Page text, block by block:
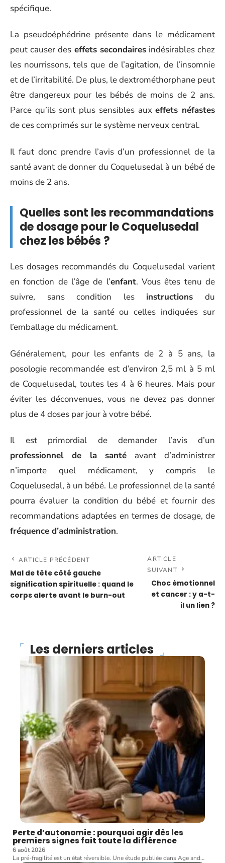
spécifique.
La pseudoéphédrine présente dans le médicament
peut causer des effets secondairesindésirables chez
les nourrissons, tels que de l’agitation, de l’insomnie
et de l’irritabilité. De plus, le dextrométhorphane peut
être dangereux pour les bébés de moins de 2 ans.
Parce qu’ils sont plus sensibles auxeffets néfastes
de ces comprimés sur le système nerveux central.
Il faut donc prendre l’avis d’un professionnel de la
santé avant de donner du Coquelusedal à un bébé de
moins de 2 ans.
Quelles sont les recommandations
de dosage pour le Coquelusedal
chez les bébés ?
Les dosages recommandés du Coquelusedal varient
en fonction de l’âge de l’enfant. Vous êtes tenu de
suivre, sans condition les instructions du
professionnel de la santé ou celles indiquées sur
l’emballage du médicament.
Généralement, pour les enfants de 2 à 5 ans, la
posologie recommandée est d’environ 2,5 ml à 5 ml
de Coquelusedal, toutes les 4 à 6 heures. Mais pour
éviter les déconvenues, vous ne devez pas donner
plus de 4 doses par jour à votre bébé.
Il est primordial de demander l’avis d’un
professionnel de la santé avant d’administrer
n’importe quel médicament, y compris le
Coquelusedal, à un bébé. Le professionnel de la santé
pourra évaluer la condition du bébé et fournir des
recommandations adaptées en termes de dosage, de
fréquence d’administration.
ARTICLE PRÉCÉDENT
Mal de tête côté gauche
signification spirituelle : quand le
corps alerte avant le burn-out
ARTICLE
SUIVANT
Choc émotionnel
et cancer : y a-t-
il un lien ?
Les derniers articles
Perte d’autonomie : pourquoi agir dès les
premiers signes fait toute la différence
6 août 2026
La pré-fragilité est un état réversible. Une étude publiée dans Age and…